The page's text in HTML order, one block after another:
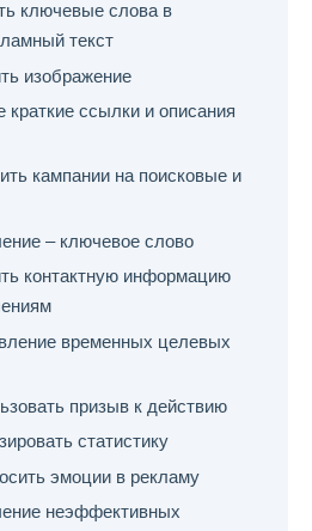
ключевые слова в
текст
изображение
краткие ссылки и описания
кампании на поисковые и
– ключевое слово
контактную информацию
временных целевых
призыв к действию
статистику
эмоции в рекламу
неэффективных